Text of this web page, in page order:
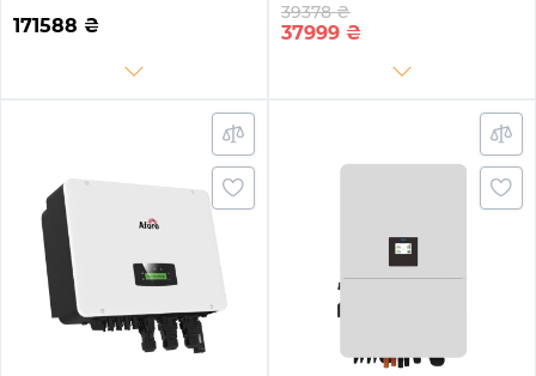
171588 ₴
Однофазный (AF6K-SLP)
39378 ₴
37999 ₴